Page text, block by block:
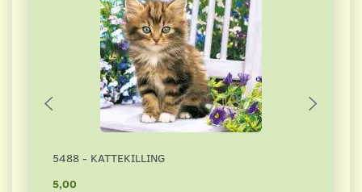
5488 - KATTEKILLING
5,00